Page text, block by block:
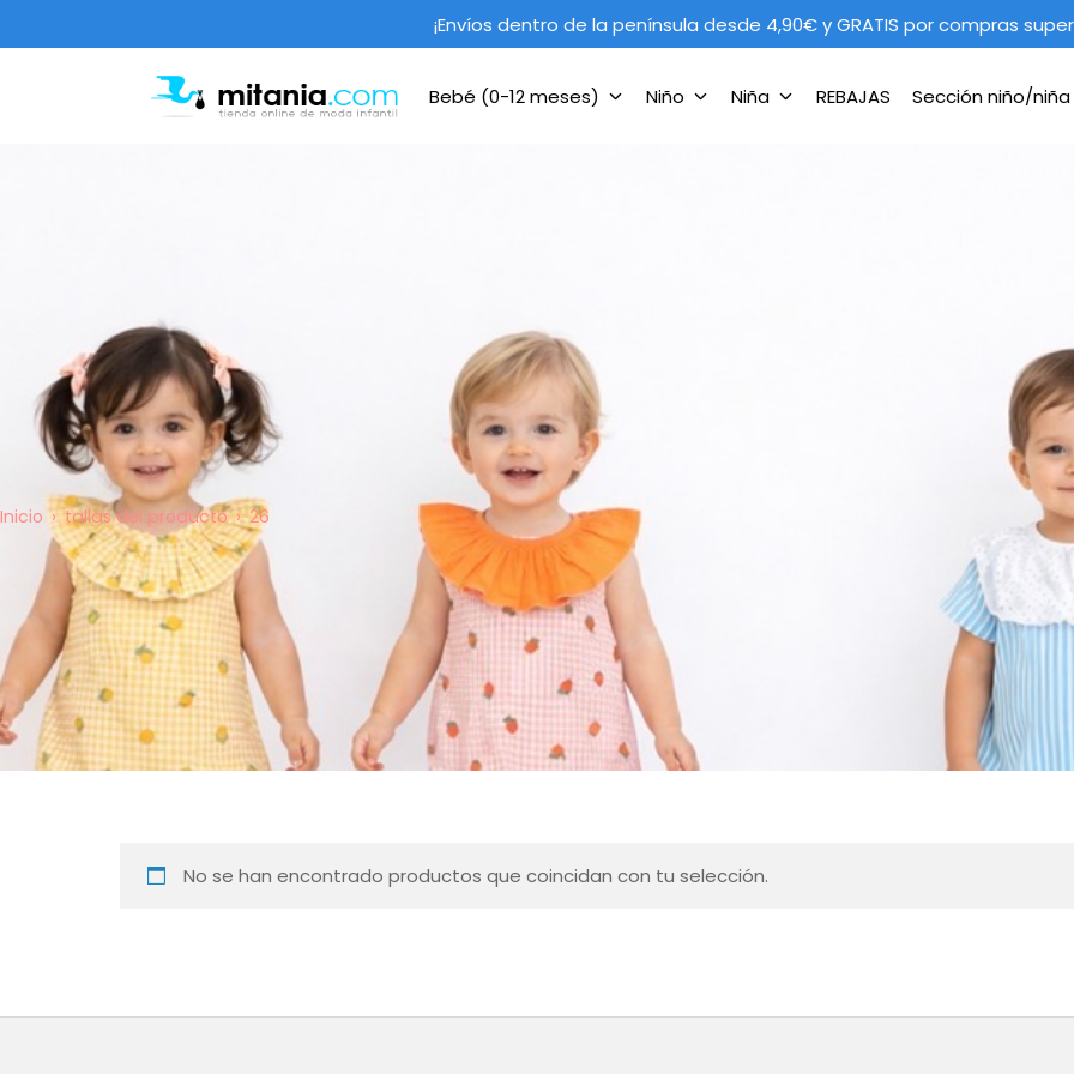
al
¡Envíos dentro de la península desde 4,90€ y GRATIS por compras
Bebé (0-12 meses) Niño Niña REBAJAS Sección niño/
Inicio tallas del producto 26
No se han encontrado productos que coincidan con tu selección.